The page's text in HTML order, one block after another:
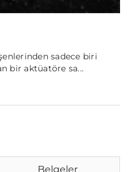
sadece biri
bir aktüatöre sa...
Belgeler